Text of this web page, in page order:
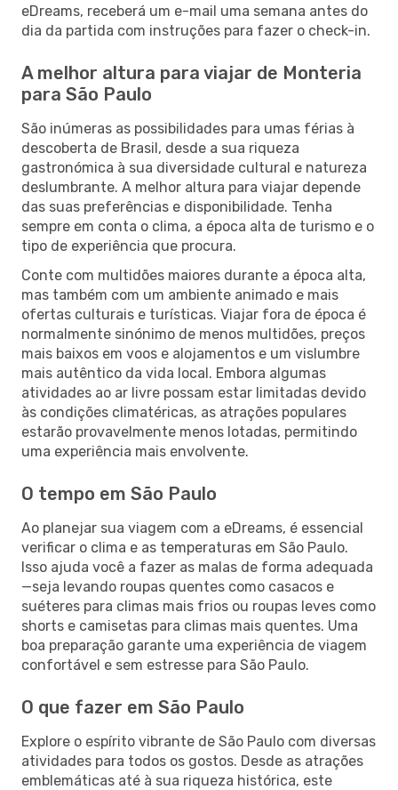
eDreams, receberá um e-mail uma semana antes do
dia da partida com instruções para fazer o check-in.
A melhor altura para viajar de Monteria
para São Paulo
São inúmeras as possibilidades para umas férias à
descoberta de Brasil, desde a sua riqueza
gastronómica à sua diversidade cultural e natureza
deslumbrante. A melhor altura para viajar depende
das suas preferências e disponibilidade. Tenha
sempre em conta o clima, a época alta de turismo e o
tipo de experiência que procura.
Conte com multidões maiores durante a época alta,
mas também com um ambiente animado e mais
ofertas culturais e turísticas. Viajar fora de época é
normalmente sinónimo de menos multidões, preços
mais baixos em voos e alojamentos e um vislumbre
mais autêntico da vida local. Embora algumas
atividades ao ar livre possam estar limitadas devido
às condições climatéricas, as atrações populares
estarão provavelmente menos lotadas, permitindo
uma experiência mais envolvente.
O tempo em São Paulo
Ao planejar sua viagem com a eDreams, é essencial
verificar o clima e as temperaturas em São Paulo.
Isso ajuda você a fazer as malas de forma adequada
—seja levando roupas quentes como casacos e
suéteres para climas mais frios ou roupas leves como
shorts e camisetas para climas mais quentes. Uma
boa preparação garante uma experiência de viagem
confortável e sem estresse para São Paulo.
O que fazer em São Paulo
Explore o espírito vibrante de São Paulo com diversas
atividades para todos os gostos. Desde as atrações
emblemáticas até à sua riqueza histórica, este